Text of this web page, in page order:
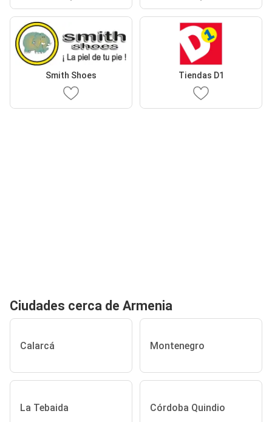
Smith Shoes Tiendas D1
Ciudades cerca de Armenia
Calarcá Montenegro
La Tebaida Córdoba Quindio